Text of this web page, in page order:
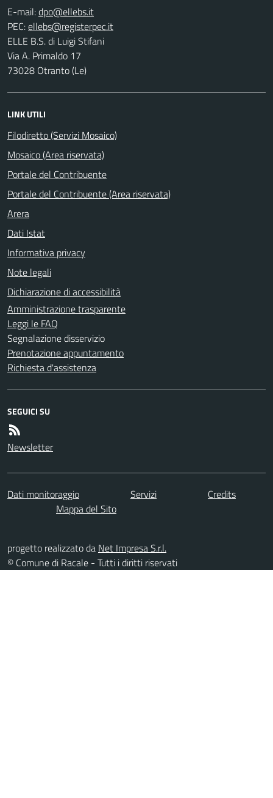
E-mail:
PEC:
ELLE B.S. di Luigi Stifani
Via A. Primaldo 17
73028 Otranto (Le)
LINK UTILI
Filodiretto (Servizi Mosaico)
Mosaico (Area riservata)
Portale del Contribuente
Portale del Contribuente (Area riservata)
Arera
Dati Istat
Informativa privacy
Note legali
Dichiarazione di accessibilità
Amministrazione trasparente
Leggi le FAQ
Segnalazione disservizio
Prenotazione appuntamento
Richiesta d'assistenza
SEGUICI SU
Newsletter
Dati monitoraggio Servizi
Credits
Mappa del Sito
progetto realizzato da Net Impresa S.r.l.
© Comune di Racale - Tutti i diritti riservati